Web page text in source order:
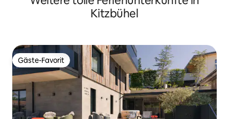
Kitzbühel
Gäste-Favorit
Gäste-Favorit